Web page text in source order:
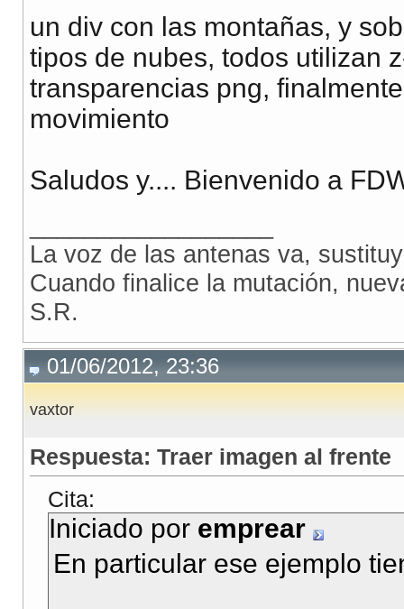
un div con las montañas, y
tipos de nubes, todos utilizan
transparencias png,
movimiento
Saludos y.... Bienvenido a
La voz de las antenas va,
Cuando finalice la mutación,
S.R.
01/06/2012, 23:36
vaxtor
Respuesta: Traer imagen al frente
Cita:
Iniciado por emprear
En particular ese ejemplo